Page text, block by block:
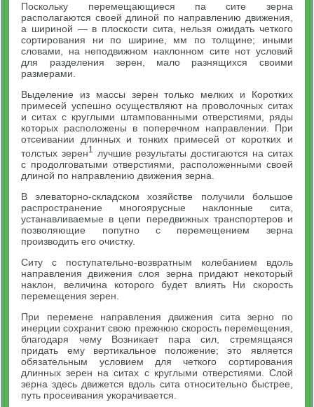
Поскольку перемещающиеся па сите зерна
располагаются своей длиной по направлению движения,
а шириной — в плоскости сита, нельзя ожидать четкого
сортирования ни по ширине, мм по толщине; иными
словами, на неподвижном наклонном сите нот условий
для разделения зерен, мало разнящихся своими
размерами.
Выделение из массы зерен только мелких и Коротких
примесей успешно осуществляют на проволочных ситах
и ситах с круглыми штампованными отверстиями, ряды
которых расположены в поперечном направлении. При
отсеивании длинных и тонких примесей от коротких и
толстых зерен1
лучшие результаты достигаются на ситах
с продолговатыми отверстиями, расположенными своей
длиной по направлению движения зерна.
В элеваторно-складском хозяйстве получили большое
распространение многоярусные наклонные сита,
устанавливаемые в цепи передвижных транспортеров и
позволяющие попутно с перемещением зерна
производить его очистку.
Ситу с поступательно-возвратным колебанием вдоль
направления движения слоя зерна придают некоторый
наклон, величина которого будет влиять Ни скорость
перемещения зерен.
При перемене направления движения сита зерно по
инерции сохранит свою прежнюю скорость перемещения,
благодаря чему Возникает пара сил, стремящаяся
придать ему вертикальное положение; это является
обязательным условием для четкого сортирования
длинных зерен на ситах с круглыми отверстиями. Слой
зерна здесь движется вдоль сита относительно быстрее,
путь просеивания укорачивается.